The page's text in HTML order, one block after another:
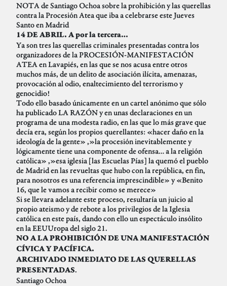
NOTA de Santiago Ochoa sobre la prohibición y las querellas
contra la Procesión Atea que iba a celebrarse este Jueves
Santo en Madrid
14 DE ABRIL. A por la tercera…
Ya son tres las querellas criminales presentadas contra los
organizadores de la PROCESIÓN-MANIFESTACIÓN
ATEA en Lavapiés, en las que se nos acusa entre otros
muchos más, de un delito de asociación ilícita, amenazas,
provocación al odio, enaltecimiento del terrorismo y
genocidio!
Todo ello basado únicamente en un cartel anónimo que sólo
ha publicado LA RAZÓN y en unas declaraciones en un
programa de una modesta radio, en las que lo más grave que
decía era, según los propios querellantes: «hacer daño en la
ideología de la gente» ,»la procesión inevitablemente y
lógicamente tiene una componente de ofensa… a la religión
católica» ,»esa iglesia [las Escuelas Pías] la quemó el pueblo
de Madrid en las revueltas que hubo con la república, en fin,
para nosotros es una referencia imprescindible» y «Benito
16, que le vamos a recibir como se merece»
Si se llevara adelante este proceso, resultaría un juicio al
propio ateismo y de rebote a los privilegios de la Iglesia
católica en este país, dando con ello un espectáculo insólito
en la EEUUropa del siglo 21.
NO A LA PROHIBICIÓN DE UNA MANIFESTACIÓN
CÍVICA Y PACÍFICA.
ARCHIVADO INMEDIATO DE LAS QUERELLAS
PRESENTADAS.
Santiago Ochoa